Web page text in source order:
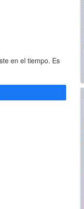
en el tiempo. Es